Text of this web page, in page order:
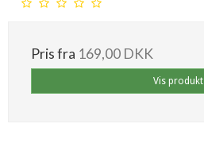
Pris fra 169,00 DKK
Vis produkt